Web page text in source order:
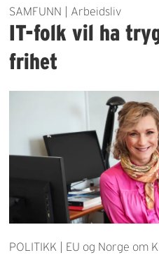
SAMFUNN | Arbeidsliv
IT-folk vil ha
frihet
POLITIKK | EU og Norge om